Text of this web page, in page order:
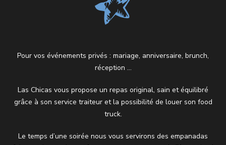
Pour vos événements privés : mariage, anniversaire, brunch,
réception …
Las Chicas vous propose un repas original, sain et équilibré
grâce à son service traiteur et la possibilité de louer son food
truck.
Le temps d’une soirée nous vous servirons des empanadas